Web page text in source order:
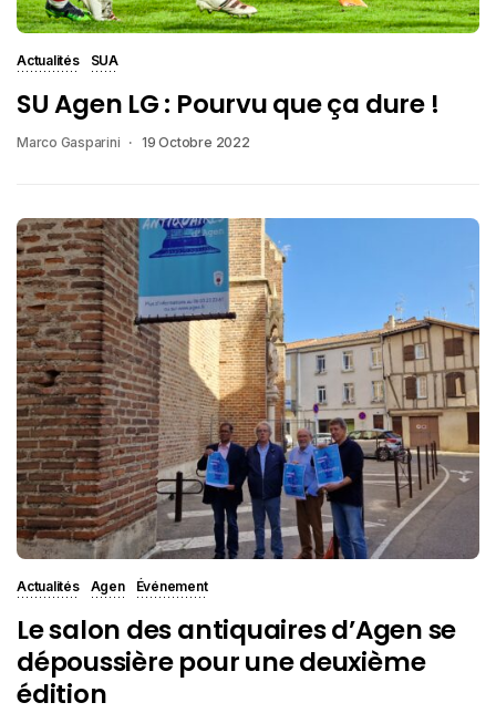
Actualités SUA
SU Agen LG : Pourvu que ça dure !
Marco Gasparini 19 Octobre 2022
Actualités Agen Événement
Le salon des antiquaires d’Agen se
dépoussière pour une deuxième
édition